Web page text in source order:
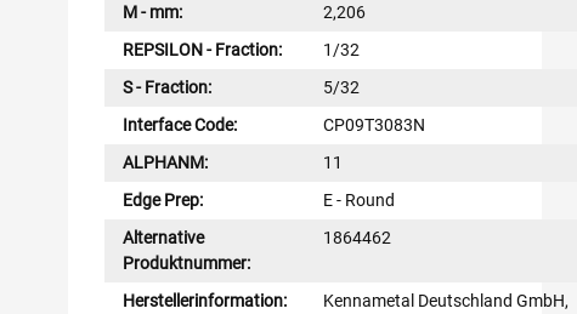
M - mm:
2,206
REPSILON - Fraction:
1/32
S - Fraction:
5/32
Interface Code:
CP09T3083N
ALPHANM:
11
Edge Prep:
E - Round
Alternative
Produktnummer:
1864462
Herstellerinformation:
Kennametal Deutschland GmbH,